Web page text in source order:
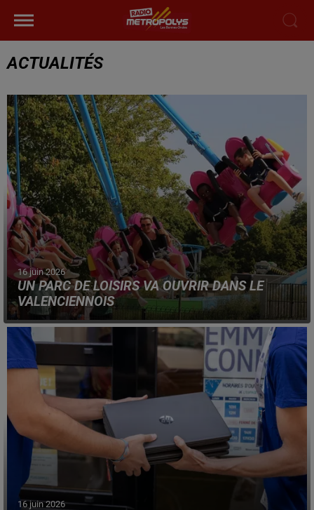
ACTUALITÉS
16 juin 2026
UN PARC DE LOISIRS VA OUVRIR DANS LE
VALENCIENNOIS
Denain Evasion s'installera, à partir du 18 juillet, au
coeur du Parc Zola, dans le Valenciennois.
16 juin 2026